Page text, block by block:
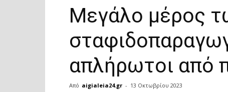
Μεγάλο μέρος
απλήρωτοι από
Από aigialeia24.gr - 13 Οκτωβρίου 2023